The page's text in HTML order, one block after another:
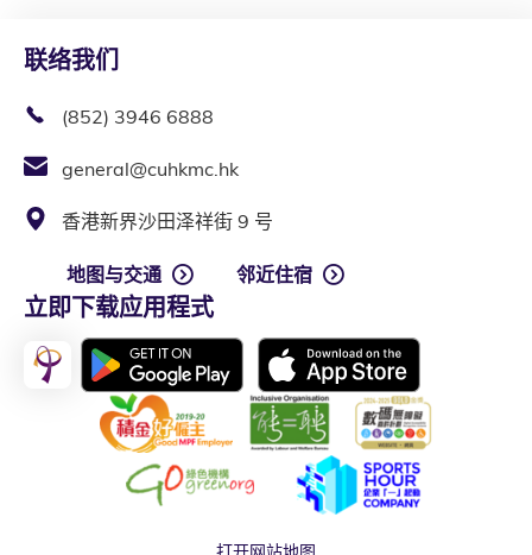
联络我们
(852) 3946 6888
general@cuhkmc.hk
香港新界沙田泽祥街 9 号
地图与交通 邻近住宿
立即下载应用程式